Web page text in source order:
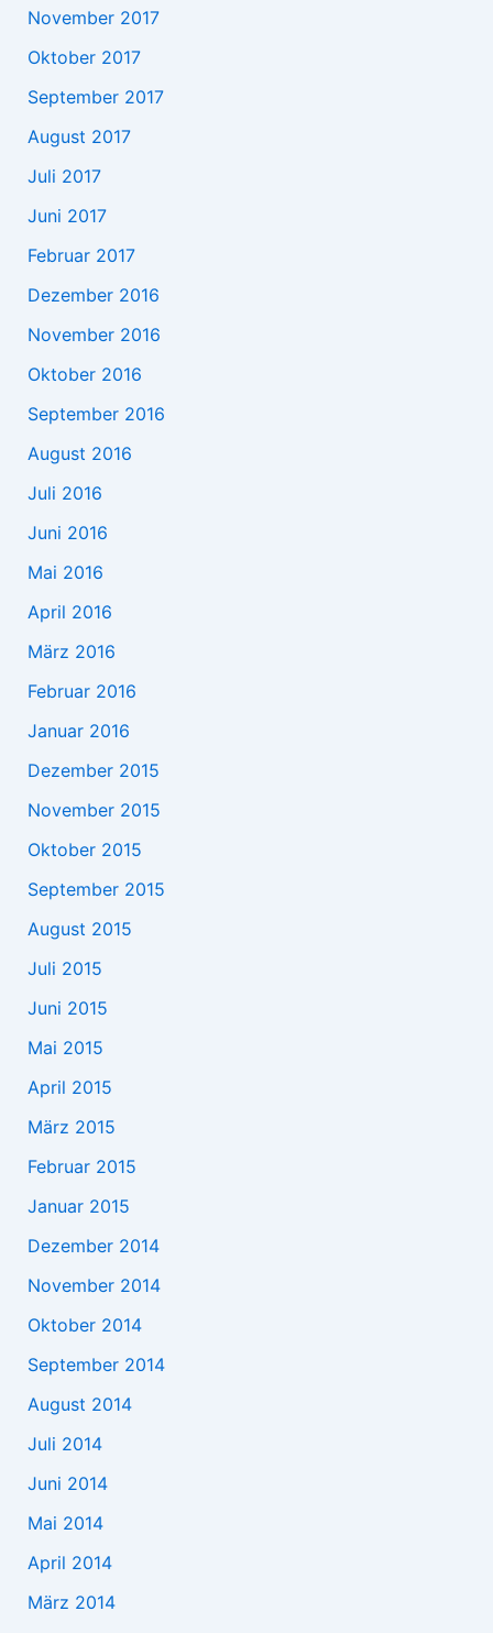
November 2017
Oktober 2017
September 2017
August 2017
Juli 2017
Juni 2017
Februar 2017
Dezember 2016
November 2016
Oktober 2016
September 2016
August 2016
Juli 2016
Juni 2016
Mai 2016
April 2016
März 2016
Februar 2016
Januar 2016
Dezember 2015
November 2015
Oktober 2015
September 2015
August 2015
Juli 2015
Juni 2015
Mai 2015
April 2015
März 2015
Februar 2015
Januar 2015
Dezember 2014
November 2014
Oktober 2014
September 2014
August 2014
Juli 2014
Juni 2014
Mai 2014
April 2014
März 2014